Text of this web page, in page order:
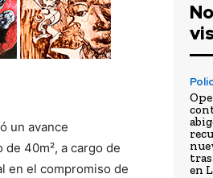
un avance
40m², a cargo de
en el compromiso de
en